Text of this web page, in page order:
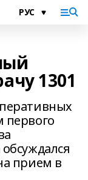
1301
первого
прием в